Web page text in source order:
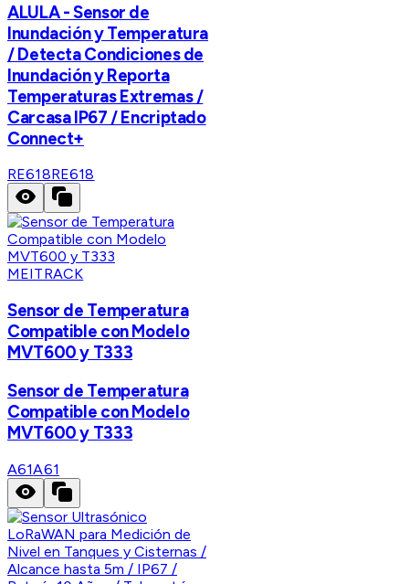
ALULA - Sensor de
Inundación y Temperatura
/ Detecta Condiciones de
Inundación y Reporta
Temperaturas Extremas /
Carcasa IP67 / Encriptado
Connect+
RE618RE618
MEITRACK
Sensor de Temperatura
Compatible con Modelo
MVT600 y T333
Sensor de Temperatura
Compatible con Modelo
MVT600 y T333
A61A61